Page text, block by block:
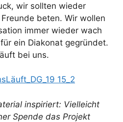
wir sollten wieder
beten. Wir wollen
immer wieder wach
ein Diakonat gegründet.
bei uns.
15_2
inspiriert: Vielleicht
Spende das Projekt